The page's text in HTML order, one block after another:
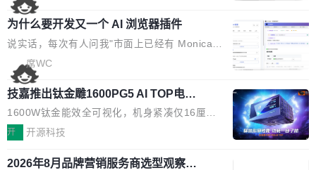
一个大版本发布的部分功能细节优化和bug问题
修复的版本，具体更新日志如下： 1、补全新版
本的各个审批类型的审批单导出 2、优化各个审
《中国GEO市场产业图谱》数据,2026年中国GE
O行业规模预计达942亿元,同比增长169.7%。G
artner同期预测,传统搜索引擎访问量年内将下滑
国消费者调研则指出,37%的用户在有明确购买需
求时倾向于先问AI。几组数据指向一致:GEO已
从营销"加分项"变成品牌在AI时...
到翻译标签页 → Ctrl+V → 看翻译 → 切回原
文。遇到不懂的代码片段，再切到 ChatGPT 问
一下。来回切换几次，思路早断了。 今天介绍的
开源 Chrome 扩展 AI Helper，有一个划词浮动
工具栏功能，能让你在任意网页选中文本就直接
用 AI，完全不用切换标签页。 划词工具栏是什
么 安装 AI Helper 后，在任意网页选中文本，选
区旁边会自动浮现一个工具栏： 工具 功能 典型
场景 AI 搜索 联网搜索相关信息 看到陌生概念，
想快速了解背景 解释 让 AI 解释选中文本 读到
为什么要开发又一个 AI 浏览器插件
说实话，每次有人问我"市面上已经有 Monica、
Sider、Copilot for Chrome 这些 AI 浏览器插件
了，你为什么还要再做一个"，我都觉得这个问题
问得好。 因为我自己也是从用户变成开发者的。
现有产品的天花板 我用过不少 AI 浏览器插件。
刚开始觉得都挺好——选中一段文字，弹出解
要。但用久了你会发现，它们本质上都是同一类
席WC
技嘉推出钛金雕1600PG5 AI TOP电
源：为发烧级主机与本地AI算力打造旗
舰供电方案
1600W钛金能效全可视化，机身紧凑仅16厘米
继2026台北电脑展首度亮相后，技嘉科技近日正
电源专为发烧级DIY主机与本地AI算力平台打
开 开源科技
2026年8月品牌营销服务商选型观察：